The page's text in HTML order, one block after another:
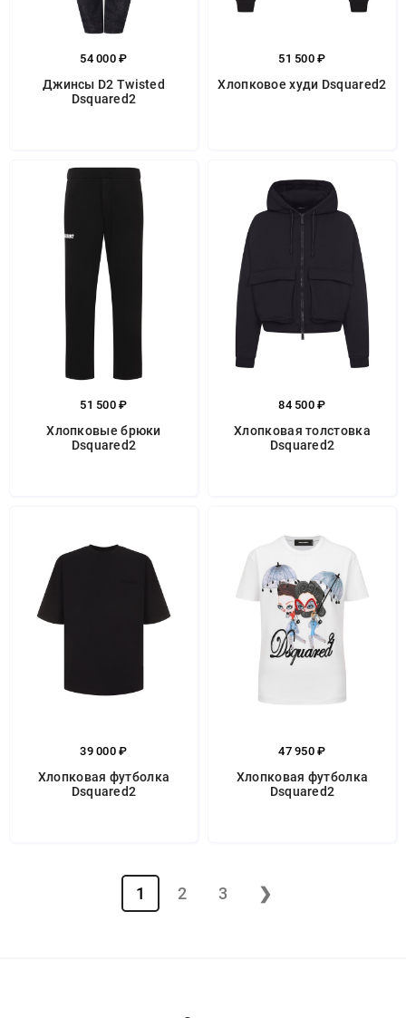
54 000 ₽
Джинсы D2 Twisted
Dsquared2
51 500 ₽
Хлопковое худи Dsquared2
51 500 ₽
Хлопковые брюки
Dsquared2
84 500 ₽
Хлопковая толстовка
Dsquared2
39 000 ₽
Хлопковая футболка
Dsquared2
47 950 ₽
Хлопковая футболка
Dsquared2
1 2 3 ❯